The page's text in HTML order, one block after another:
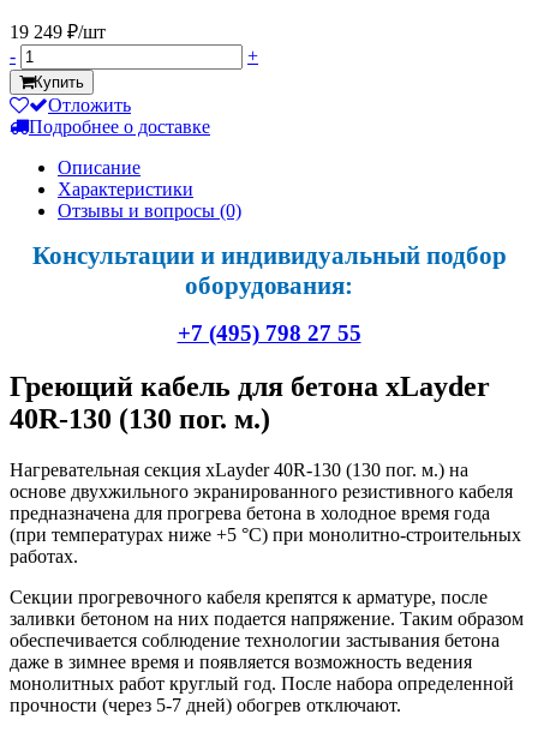
19 249 ₽/шт
-
+
Купить
Отложить
Подробнее о доставке
Описание
Характеристики
Отзывы и вопросы (0)
Консультации и индивидуальный подбор
оборудования:
+7 (495) 798 27 55
Греющий кабель для бетона xLayder
40R-130 (130 пог. м.)
Нагревательная секция xLayder 40R-130 (130 пог. м.) на
основе двухжильного экранированного резистивного кабеля
предназначена для прогрева бетона в холодное время года
(при температурах ниже +5 °С) при монолитно-строительных
работах.
Секции прогревочного кабеля крепятся к арматуре, после
заливки бетоном на них подается напряжение. Таким образом
обеспечивается соблюдение технологии застывания бетона
даже в зимнее время и появляется возможность ведения
монолитных работ круглый год. После набора определенной
прочности (через 5-7 дней) обогрев отключают.